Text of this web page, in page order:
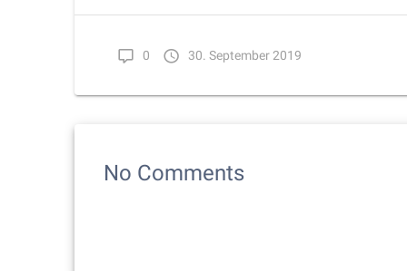
0 30. September 2019
No Comments